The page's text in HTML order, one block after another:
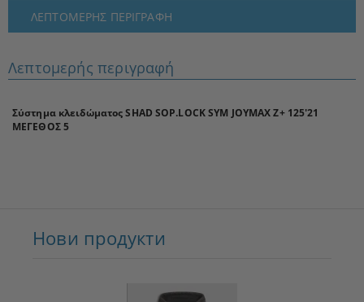
ΛΕΠΤΟΜΕΡΉΣ ΠΕΡΙΓΡΑΦΉ
Λεπτομερής περιγραφή
Σύστημα κλειδώματος SHAD SOP.LOCK SYM JOYMAX Z+ 125'21
ΜΕΓΕΘΟΣ 5
Нови продукти